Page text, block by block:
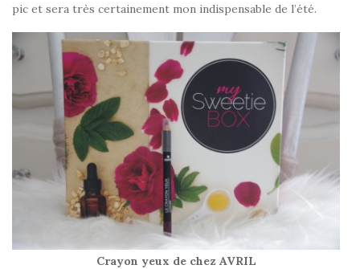
pic et sera très certainement mon indispensable de l’été.
Crayon yeux de chez AVRIL